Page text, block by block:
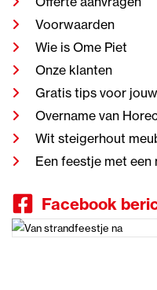
Voorwaarden
Wie is Ome Piet
Onze klanten
Gratis tips voor
Overname van
Wit steigerhout
Een feestje met een
Facebook